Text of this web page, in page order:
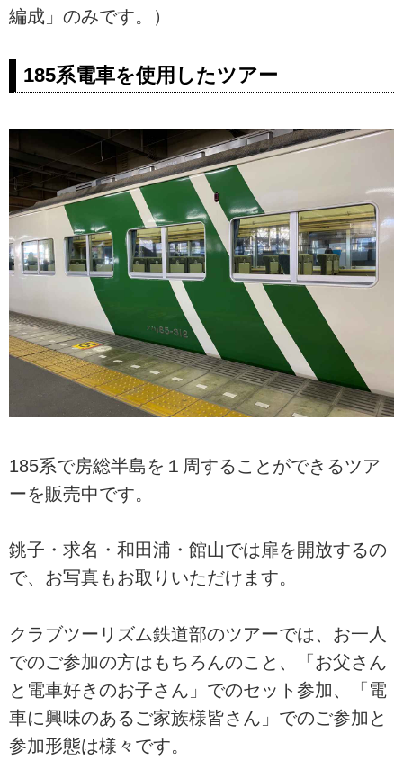
編成」のみです。）
185系電車を使用したツアー
185系で房総半島を１周することができるツア
ーを販売中です。
銚子・求名・和田浦・館山では扉を開放するの
で、お写真もお取りいただけます。
クラブツーリズム鉄道部のツアーでは、お一人
でのご参加の方はもちろんのこと、「お父さん
と電車好きのお子さん」でのセット参加、「電
車に興味のあるご家族様皆さん」でのご参加と
参加形態は様々です。